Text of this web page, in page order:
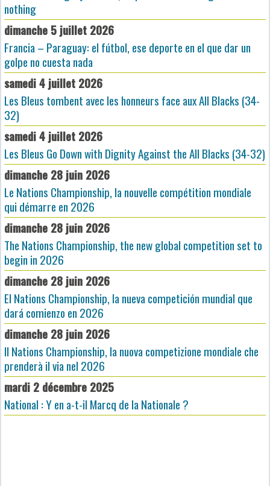
nothing
dimanche 5 juillet 2026
Francia – Paraguay: el fútbol, ese deporte en el que dar un
golpe no cuesta nada
samedi 4 juillet 2026
Les Bleus tombent avec les honneurs face aux All Blacks (34-
32)
samedi 4 juillet 2026
Les Bleus Go Down with Dignity Against the All Blacks (34-32)
dimanche 28 juin 2026
Le Nations Championship, la nouvelle compétition mondiale
qui démarre en 2026
dimanche 28 juin 2026
The Nations Championship, the new global competition set to
begin in 2026
dimanche 28 juin 2026
El Nations Championship, la nueva competición mundial que
dará comienzo en 2026
dimanche 28 juin 2026
Il Nations Championship, la nuova competizione mondiale che
prenderà il via nel 2026
mardi 2 décembre 2025
National : Y en a-t-il Marcq de la Nationale ?